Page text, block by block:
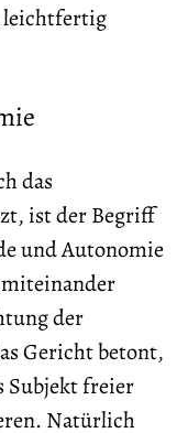
leichtfertig
das
ist der Begriff
und Autonomie
der
Gericht betont,
Subjekt freier
Natürlich